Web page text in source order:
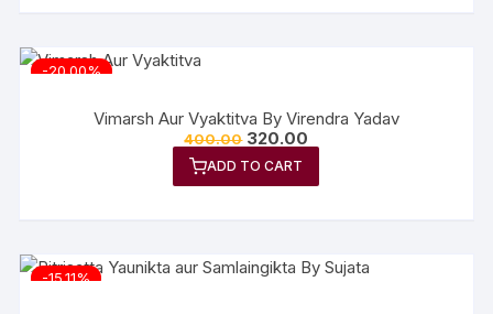
-20.00%
Vimarsh Aur Vyaktitva By Virendra Yadav
400.00 320.00
ADD TO CART
-15.11%